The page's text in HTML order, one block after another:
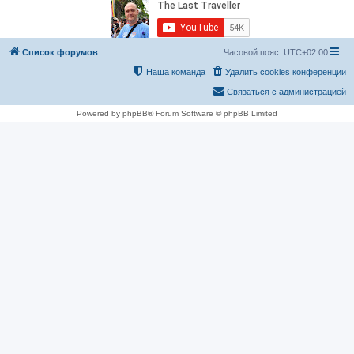
Список форумов Часовой пояс: UTC+02:00
Удалить cookies конференции
Наша команда
Связаться с администрацией
Powered by phpBB® Forum Software © phpBB Limited